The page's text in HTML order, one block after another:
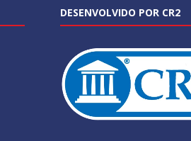
DESENVOLVIDO POR CR2